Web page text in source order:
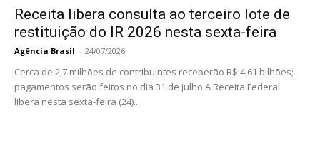
Receita libera consulta ao terceiro lote de
restituição do IR 2026 nesta sexta-feira
Agência Brasil - 24/07/2026
Cerca de 2,7 milhões de contribuintes receberão R$ 4,61 bilhões;
pagamentos serão feitos no dia 31 de julho A Receita Federal
libera nesta sexta-feira (24)...